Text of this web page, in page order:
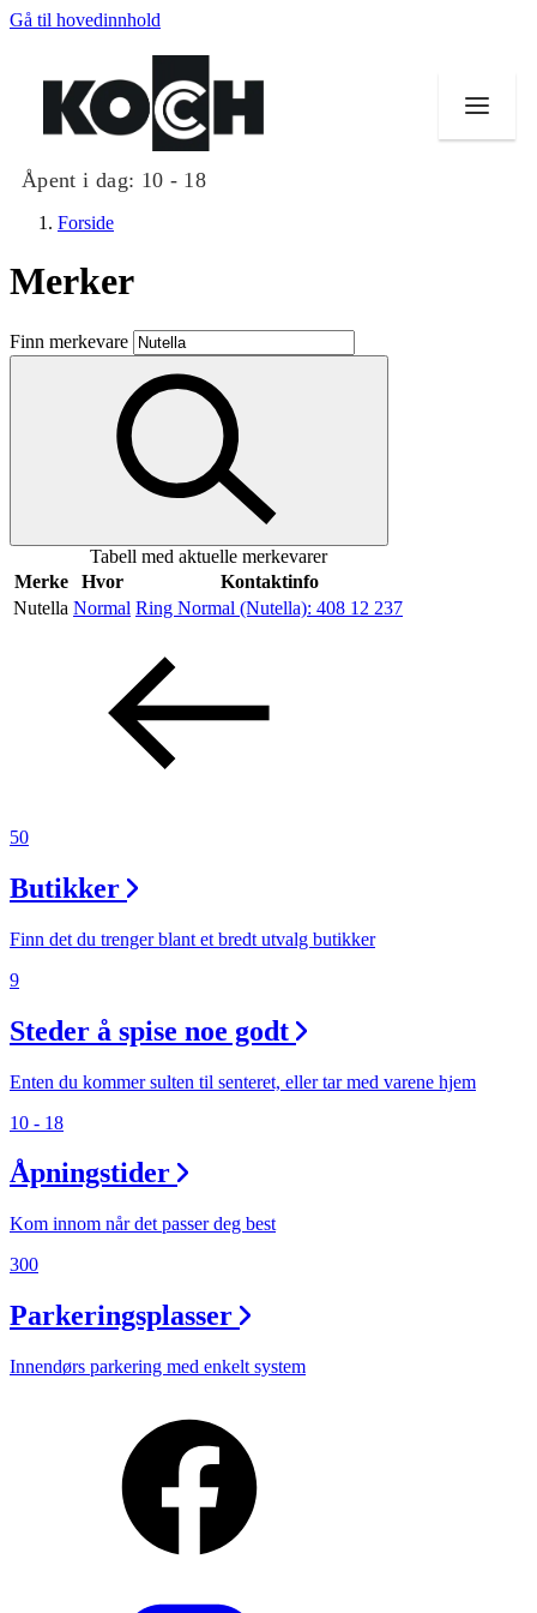
Gå til hovedinnhold
Åpent i dag: 10 - 18
Butikker
Mat og drikke
Aktiviteter
Merker
Inspirasjon
Praktisk informasjon
Kundeklubb
Forside
Merker
Finn merkevare
Tabell med aktuelle merkevarer
Merke
Hvor
Kontaktinfo
Nutella Normal Ring Normal (Nutella): 408 12 237
50
Butikker
Finn det du trenger blant et bredt utvalg butikker
9
Steder å spise noe godt
Enten du kommer sulten til senteret, eller tar med varene hjem
10 - 18
Åpningstider
Kom innom når det passer deg best
300
Parkeringsplasser
Innendørs parkering med enkelt system